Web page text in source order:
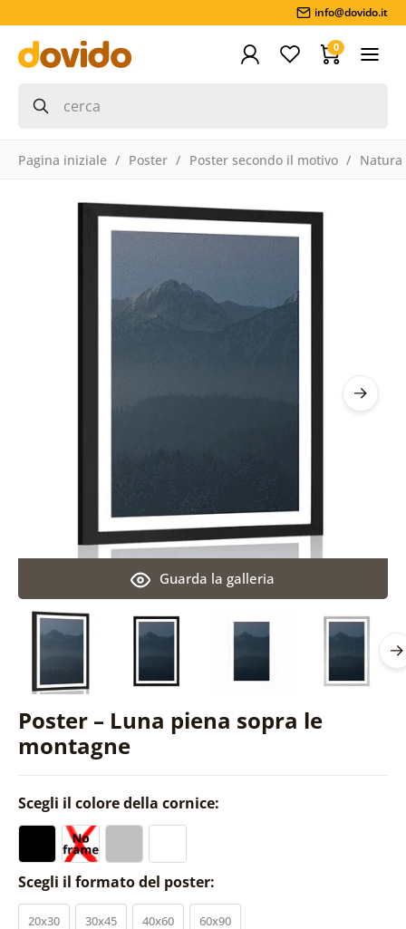
info@dovido.it
0
Pagina iniziale Poster Poster secondo il motivo Natura
Poster – Luna piena sopra le
montagne
Guarda la galleria
Scegli il colore della cornice:
Scegli il formato del poster:
20x30 30x45 40x60 60x90